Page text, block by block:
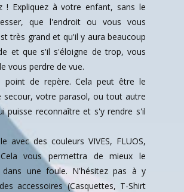
! Expliquez à votre enfant, sans le
que l'endroit ou vous vous
très grand et qu'il y aura beaucoup
et que s'il s'éloigne de trop, vous
vous perdre de vue.
point de repère. Cela peut être le
secour, votre parasol, ou tout autre
puisse reconnaître et s'y rendre s'il
avec des couleurs VIVES, FLUOS,
Cela vous permettra de mieux le
dans une foule. N'hésitez pas à y
accessoires (Casquettes, T-Shirt